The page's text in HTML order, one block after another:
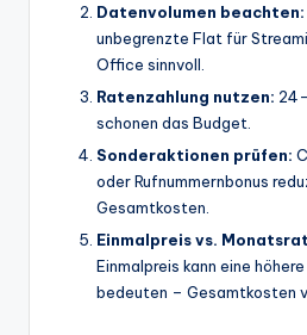
Datenvolumen beachten:
unbegrenzte Flat für
Office sinnvoll.
Ratenzahlung nutzen:
schonen das Budget.
Sonderaktionen prüfen:
oder Rufnummernbonus
Gesamtkosten.
Einmalpreis vs.
Einmalpreis kann eine
bedeuten – Gesamtkosten